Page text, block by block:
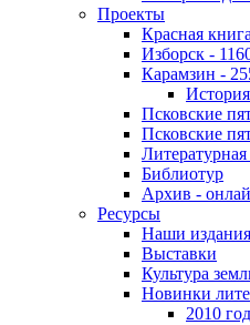
Проекты
Красная
Изборск -
Карамзин -
Псковские
Псковские
Литературная
Библиотур
Архив -
Ресурсы
Наши издания
Выставки
Культура
Новинки
2010 год